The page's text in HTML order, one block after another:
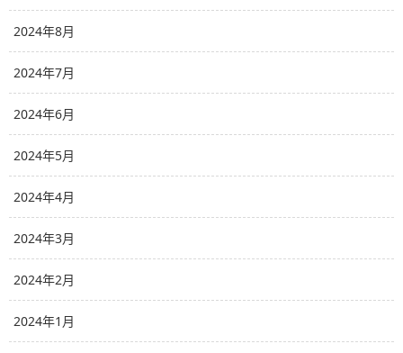
2024年8月
2024年7月
2024年6月
2024年5月
2024年4月
2024年3月
2024年2月
2024年1月